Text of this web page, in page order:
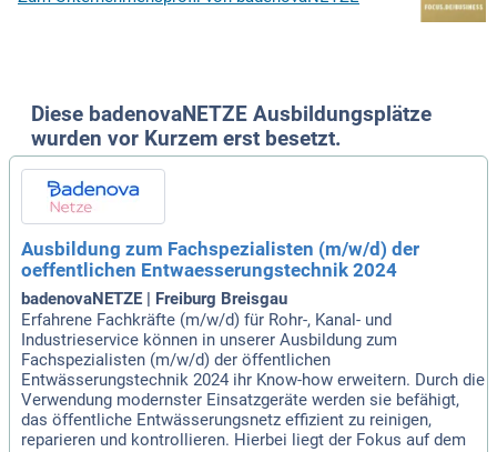
Diese badenovaNETZE Ausbildungsplätze
wurden vor Kurzem erst besetzt.
Ausbildung zum Fachspezialisten (m/w/d) der
oeffentlichen Entwaesserungstechnik 2024
badenovaNETZE | Freiburg Breisgau
Erfahrene Fachkräfte (m/w/d) für Rohr-, Kanal- und
Industrieservice können in unserer Ausbildung zum
Fachspezialisten (m/w/d) der öffentlichen
Entwässerungstechnik 2024 ihr Know-how erweitern. Durch die
Verwendung modernster Einsatzgeräte werden sie befähigt,
das öffentliche Entwässerungsnetz effizient zu reinigen,
reparieren und kontrollieren. Hierbei liegt der Fokus auf dem